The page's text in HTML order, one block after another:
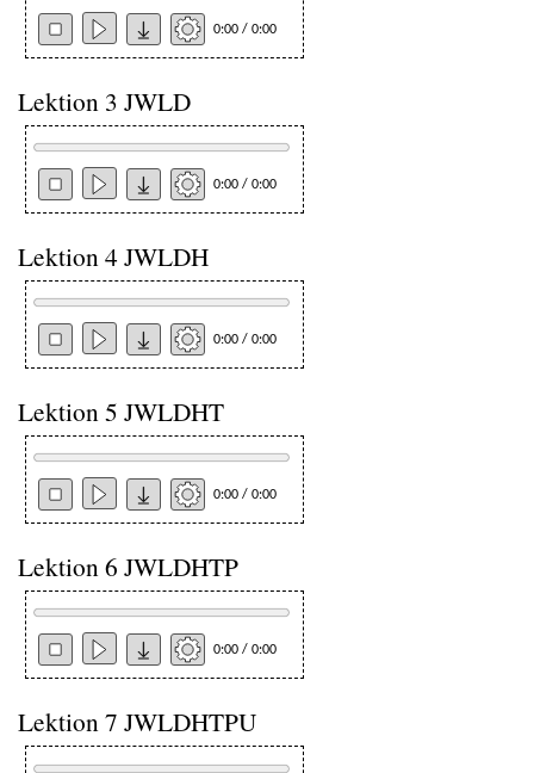
0:00 / 0:00
Lektion 3 JWLD
0:00 / 0:00
Lektion 4 JWLDH
0:00 / 0:00
Lektion 5 JWLDHT
0:00 / 0:00
Lektion 6 JWLDHTP
0:00 / 0:00
Lektion 7 JWLDHTPU